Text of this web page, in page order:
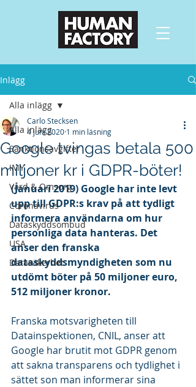
Inlägg
Alla inlägg
Sanktionsavgifter
IMY
Vård & Omsorg
Coronavirus
Dataskyddsombud
USA
Datasäkerhet
Alla inlägg
Google tvingas betala 500
miljoner kr i GDPR-böter!
Carlo Stecksen
4 juni 2020 1 min läsning
(Januari 2019) Google har inte levt
upp till GDPR:s krav på att tydligt
informera användarna om hur
personliga data hanteras. Det
anser den franska
dataskyddsmyndigheten som nu
utdömt böter på 50 miljoner euro,
512 miljoner kronor.
Franska motsvarigheten till
Datainspektionen, CNIL, anser att
Google har brutit mot GDPR genom
att sakna transparens och tydlighet i
sättet son man informerar sina